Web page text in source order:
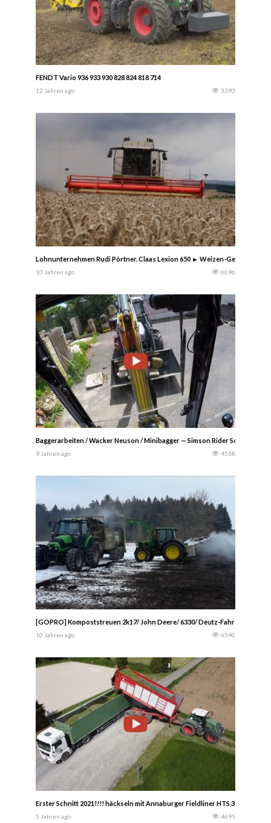
FENDT Vario 936 933 930 828 824 818 714
12 Jahren ago 3393
Lohnunternehmen Rudi Pörtner. Claas Lexion 650 ► Weizen-
10 Jahren ago 6696
Baggerarbeiten / Wacker Neuson / Minibagger — Simson Rider Scheybrunn
9 Jahren ago 4558
[GOPRO] Kompoststreuen 2k17/ John Deere/ 6330/ Deutz-Fahr Agrotron
10 Jahren ago 6540
Erster Schnitt 2021!!!! häckseln mit Annaburger Fieldliner HTS 31.06
5 Jahren ago 4695